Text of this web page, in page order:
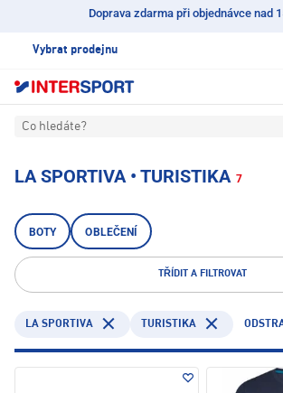
Doprava zdarma při objednávce nad
Vybrat prodejnu
Co hledáte?
LA SPORTIVA • TURISTIKA 7
BOTY OBLEČENÍ
TŘÍDIT A FILTROVAT
LA SPORTIVA TURISTIKA